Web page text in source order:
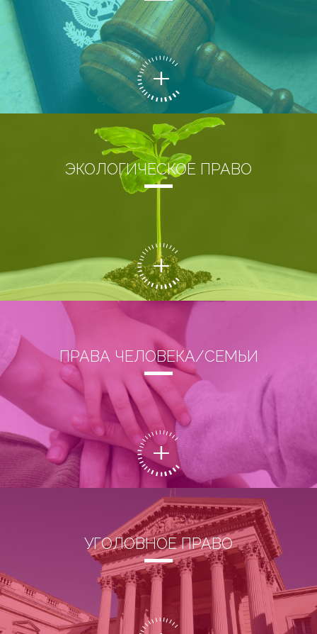
ЭКОЛОГИЧЕСКОЕ ПРАВО
ПРАВА ЧЕЛОВЕКА/СЕМЬИ
УГОЛОВНОЕ ПРАВО